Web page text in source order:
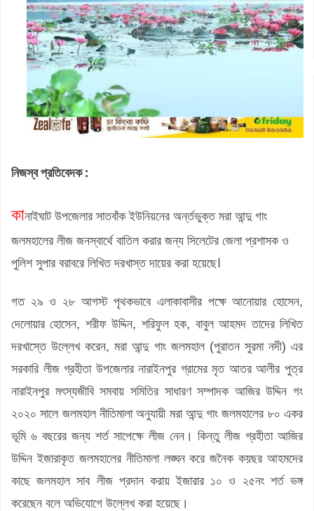
নিজস্ব প্রতিবেদক :
কানাইঘাট উপজেলার সাতবাঁক ইউনিয়নের অর্ন্তভুক্ত মরা আন্দু গাং
জলমহালের লীজ জনস্বার্থে বাতিল করার জন্য সিলেটের জেলা প্রশাসক ও
পুলিশ সুপার বরাবরে লিখিত দরখাস্ত দায়ের করা হয়েছে।
গত ২৯ ও ২৮ আগস্ট পৃথকভাবে এলাকাবাসীর পক্ষে আনোয়ার হোসেন,
দেলোয়ার হোসেন, শরীফ উদ্দিন, শরিফুল হক, বাবুল আহমদ তাদের লিখিত
দরখাস্তে উল্লেখ করেন, মরা আন্দু গাং জলমহাল (পুরাতন সুরমা নদী) এর
সরকারি লীজ গ্রহীতা উপজেলার নারাইনপুর গ্রামের মৃত আতর আলীর পুত্র
নারাইনপুর মৎস্যজীবি সমবায় সমিতির সাধারণ সম্পাদক আজির উদ্দিন গং
২০২০ সালে জলমহাল নীতিমালা অনুযায়ী মরা আন্দু গাং জলমহালের ৮০ একর
ভূমি ৬ বছরের জন্য শর্ত সাপেক্ষে লীজ নেন। কিন্তু লীজ গ্রহীতা আজির
উদ্দিন ইজারাকৃত জলমহালের নীতিমালা লঙ্ঘন করে জনৈক কয়ছর আহমদের
কাছে জলমহাল সাব লীজ প্রদান করায় ইজারার ১০ ও ২৫নং শর্ত ভঙ্গ
করেছেন বলে অভিযোগে উল্লেখ করা হয়েছে।